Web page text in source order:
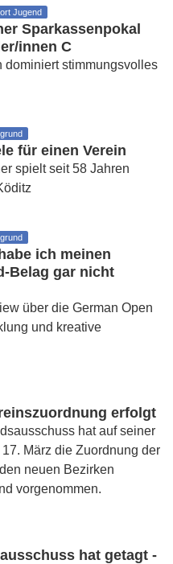
Jugend
Sparkassenpokal
innen C
dominiert stimmungsvolles
für einen Verein
spielt seit 58 Jahren
ich meinen
Belag gar nicht
über die German Open
und kreative
erfolgt
hat auf seiner
März die Zuordnung der
neuen Bezirken
vorgenommen.
hat getagt -